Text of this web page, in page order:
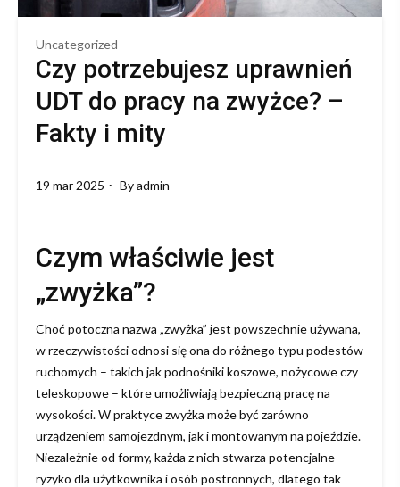
Uncategorized
Czy potrzebujesz uprawnień
UDT do pracy na zwyżce? –
Fakty i mity
19 mar 2025 Byadmin
Czym właściwie jest
„zwyżka”?
Choć potoczna nazwa „zwyżka” jest powszechnie używana,
w rzeczywistości odnosi się ona do różnego typu podestów
ruchomych – takich jak podnośniki koszowe, nożycowe czy
teleskopowe – które umożliwiają bezpieczną pracę na
wysokości. W praktyce zwyżka może być zarówno
urządzeniem samojezdnym, jak i montowanym na pojeździe.
Niezależnie od formy, każda z nich stwarza potencjalne
ryzyko dla użytkownika i osób postronnych, dlatego tak